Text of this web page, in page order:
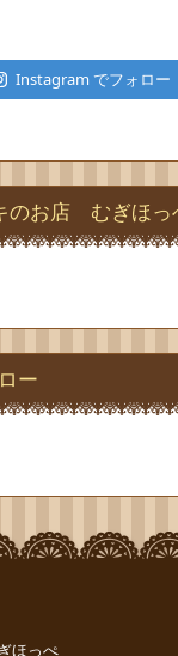
Instagram でフォロー
のお店 むぎほっ
ー
ほっぺ